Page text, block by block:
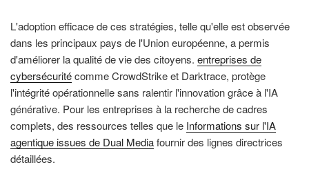
L'adoption efficace de ces stratégies, telle qu'elle est observée
dans les principaux pays de l'Union européenne, a permis
d'améliorer la qualité de vie des citoyens. entreprises de
cybersécuritécomme CrowdStrike et Darktrace, protège
l'intégrité opérationnelle sans ralentir l'innovation grâce à l'IA
générative. Pour les entreprises à la recherche de cadres
complets, des ressources telles que le Informations sur l'IA
agentique issues de Dual Mediafournir des lignes directrices
détaillées.